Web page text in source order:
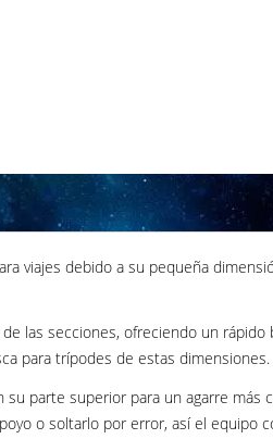
viajes debido a su pequeña
las secciones, ofreciendo un rápido
para trípodes de estas dimensiones.
parte superior para un agarre más
o soltarlo por error, así el equipo